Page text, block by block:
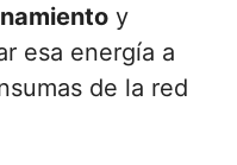
y
esa energía a
de la red